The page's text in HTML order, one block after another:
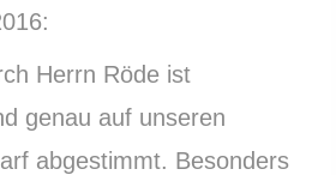
Herrn Röde ist
genau auf unseren
abgestimmt. Besonders